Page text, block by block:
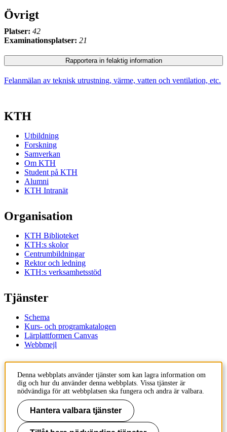
Övrigt
Platser: 42
Examinationsplatser: 21
Rapportera in felaktig information
Felanmälan av teknisk utrustning, värme, vatten och ventilation, etc.
KTH
Utbildning
Forskning
Samverkan
Om KTH
Student på KTH
Alumni
KTH Intranät
Organisation
KTH Biblioteket
KTH:s skolor
Centrumbildningar
Rektor och ledning
KTH:s verksamhetsstöd
Tjänster
Schema
Kurs- och programkatalogen
Lärplattformen Canvas
Webbmejl
Kontakt
KTH
100 44 Stockholm
+46 8 790 60 00
Kontakta KTH
Denna webbplats använder tjänster som kan lagra information om
dig och hur du använder denna webbplats. Vissa tjänster är
nödvändiga för att webbplatsen ska fungera och andra är valbara.
Hantera valbara tjänster